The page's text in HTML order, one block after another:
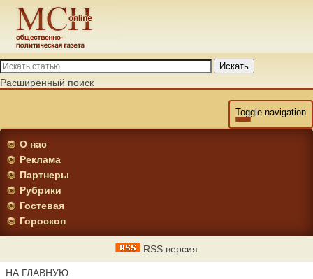
Искать
Расширенный поиск
Toggle navigation
О нас
Реклама
Партнеры
Рубрики
Гостевая
Гороскоп
RSS версия
НА ГЛАВНУЮ